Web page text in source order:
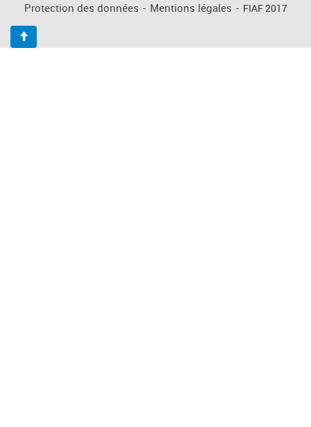
Protection des données - Mentions légales - FIAF 2017